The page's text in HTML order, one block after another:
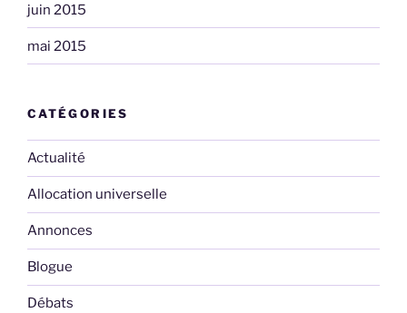
juin 2015
mai 2015
CATÉGORIES
Actualité
Allocation universelle
Annonces
Blogue
Débats